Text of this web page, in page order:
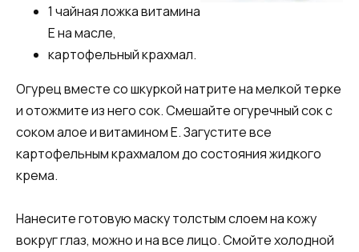
1 чайная ложка витамина
Е на масле,
картофельный крахмал.
Огурец вместе со шкуркой натрите на мелкой терке
и отожмите из него сок. Смешайте огуречный сок с
соком алое и витамином Е. Загустите все
картофельным крахмалом до состояния жидкого
крема.
Нанесите готовую маску толстым слоем на кожу
вокруг глаз, можно и на все лицо. Смойте холодной